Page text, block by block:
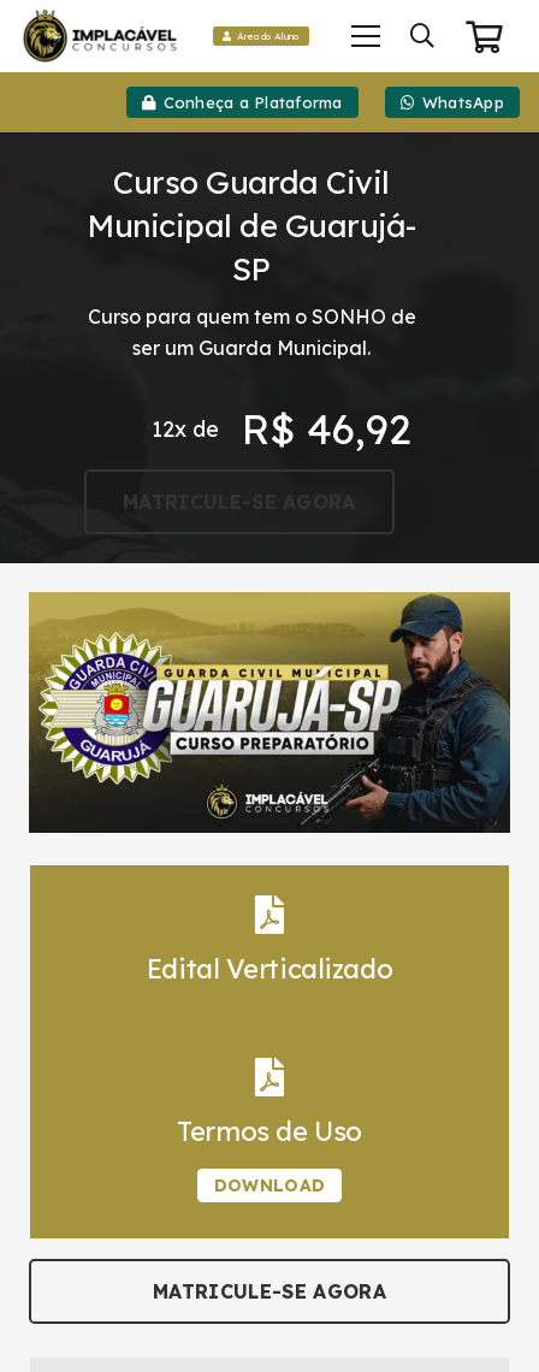
Área do Aluno
Conheça a Plataforma WhatsApp
Curso Guarda Civil
Municipal de Guarujá-
SP
Curso para quem tem o SONHO de
ser um Guarda Municipal.
12x de R$ 46,92
MATRICULE-SE AGORA
Edital Verticalizado
Termos de Uso
DOWNLOAD
MATRICULE-SE AGORA